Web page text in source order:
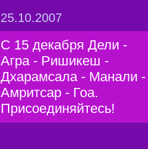
25.10.2007
С 15 декабря Дели -
Агра - Ришикеш -
Дхарамсала - Манали -
Амритсар - Гоа.
Присоединяйтесь!